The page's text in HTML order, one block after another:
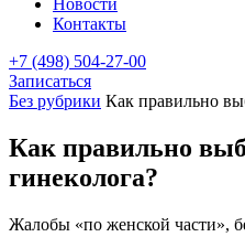
Новости
Контакты
+7 (498) 504-27-00
Записаться
Без рубрики Как правильно
Как правильно
гинеколога?
Жалобы «по женской части»,